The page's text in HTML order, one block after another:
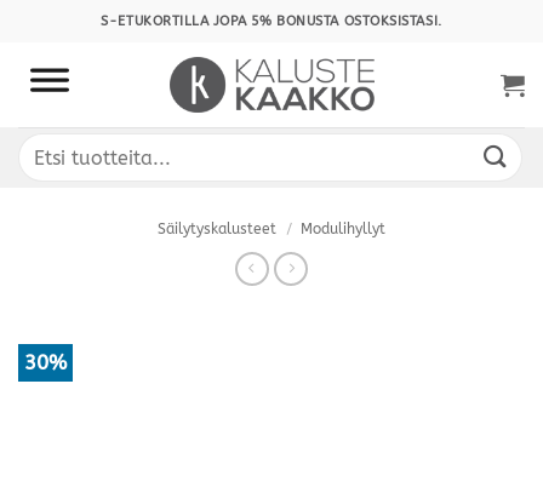
content
S-ETUKORTILLA JOPA 5% BONUSTA OSTOKSISTASI.
Etsi:
Säilytyskalusteet / Modulihyllyt
30%